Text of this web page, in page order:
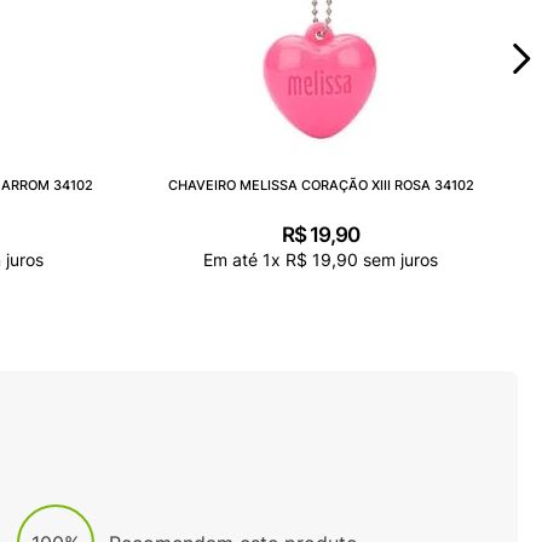
34102 CHAVEIRO MELISSA CORAÇÃO XIII ROSA 34102
R$ 19,90
Em até 1x R$ 19,90 sem juros